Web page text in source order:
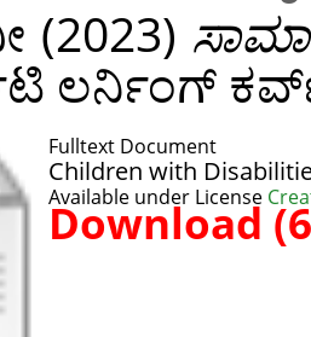
(2023)
ಲರ್ನಿಂಗ್ ಕರ್ವ್
Fulltext Document
Children with
Available under License
Download